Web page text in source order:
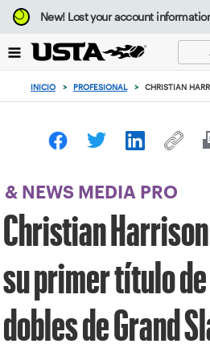
Enfoque
desde
botón
volver
principio
New!Lost your account
INICIO > PROFESIONAL > CHRISTIAN
& NEWS MEDIA PRO
Christian
su primer título de
dobles de Grand